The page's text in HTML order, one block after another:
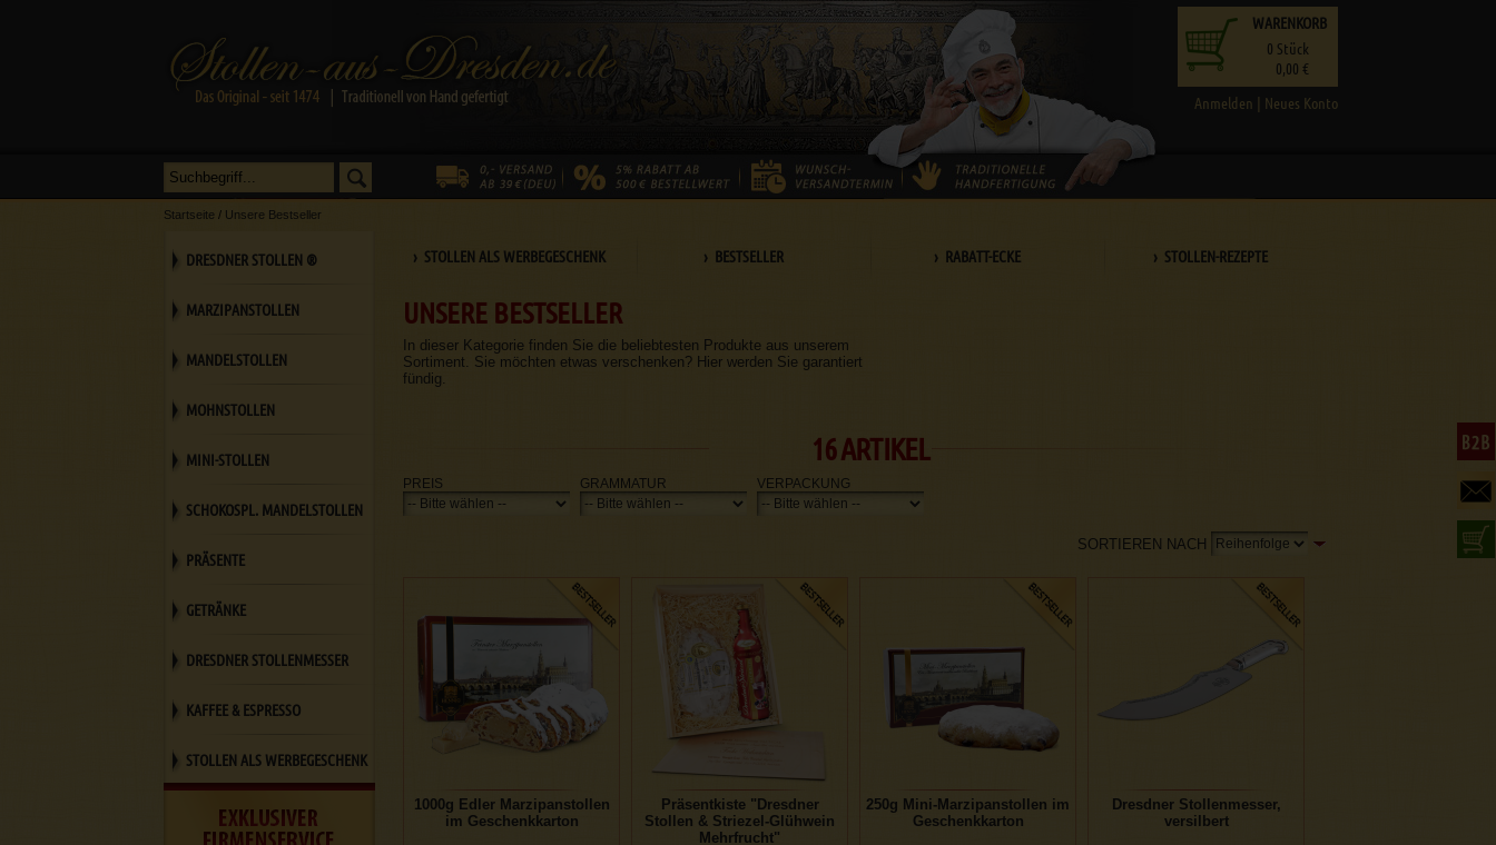
Anmelden | Neues Konto
WARENKORB
0 Stück
0,00 €
Startseite / Unsere Bestseller
› STOLLEN ALS WERBEGESCHENK › BESTSELLER › RABATT-ECKE › STOLLEN-REZEPTE
UNSERE BESTSELLER
In dieser Kategorie finden Sie die beliebtesten Produkte aus unserem
Sortiment. Sie möchten etwas verschenken? Hier werden Sie garantiert
fündig.
16 ARTIKEL
PREIS GRAMMATUR VERPACKUNG
SORTIEREN NACH
1000g Edler Marzipanstollen
im Geschenkkarton
Präsentkiste "Dresdner
Stollen & Striezel-Glühwein
Mehrfrucht"
250g Mini-Marzipanstollen im
Geschenkkarton
Dresdner Stollenmesser,
versilbert
DRESDNER STOLLEN ®
MARZIPANSTOLLEN
MANDELSTOLLEN
MOHNSTOLLEN
MINI-STOLLEN
SCHOKOSPL. MANDELSTOLLEN
PRÄSENTE
GETRÄNKE
DRESDNER STOLLENMESSER
KAFFEE & ESPRESSO
STOLLEN ALS WERBEGESCHENK